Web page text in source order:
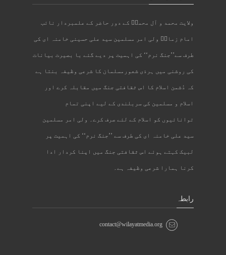
ولایت محمد و آل محمدؐ کے دور حاضر کے علمبردار نائب
امام زمانؑ ولی امر مسلمین سید علی حسینی خامنہ ای کی
طرف سے’’جنگ نرم‘‘ کی اہمیت پر دیے گئے با بصیرت بیانات
کی روشنی میں ہرذی شعورمسلمان کا شرعی وظیفہ بنتا ہے
کہ دُشمن اسلام کا اس ثقافتی جنگ میں مقابلہ کرے اور
اسلام و مسلمین کی سربلندی کے لیے اپنی تمام
توانائیوں کو اسلام کے لئے صرف کرے۔ ولی امر مسلمین
سید علی خامنہ ای کی طرف سے ’’جنگ نرم‘‘ کی اہمیت پر
لبیک کہتے ہوئے اس ثقافتی جنگ میں اپنا کردار ادا
کرنا ہمارا شرعی وظیفہ ہے۔
رابطہ
contact@wilayatmedia.org